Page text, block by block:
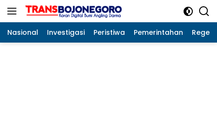
Langsung
Nasional Investigasi Peristiwa Pemerintahan